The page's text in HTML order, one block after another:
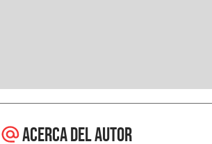
Acerca del autor